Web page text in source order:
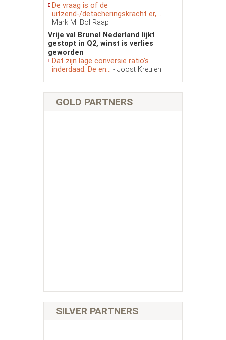
De vraag is of de
uitzend-/detacheringskracht er, ... -
Mark M. Bol Raap
Vrije val Brunel Nederland lijkt
gestopt in Q2, winst is verlies
geworden
Dat zijn lage conversie ratio’s
inderdaad. De en... - Joost Kreulen
GOLD PARTNERS
SILVER PARTNERS